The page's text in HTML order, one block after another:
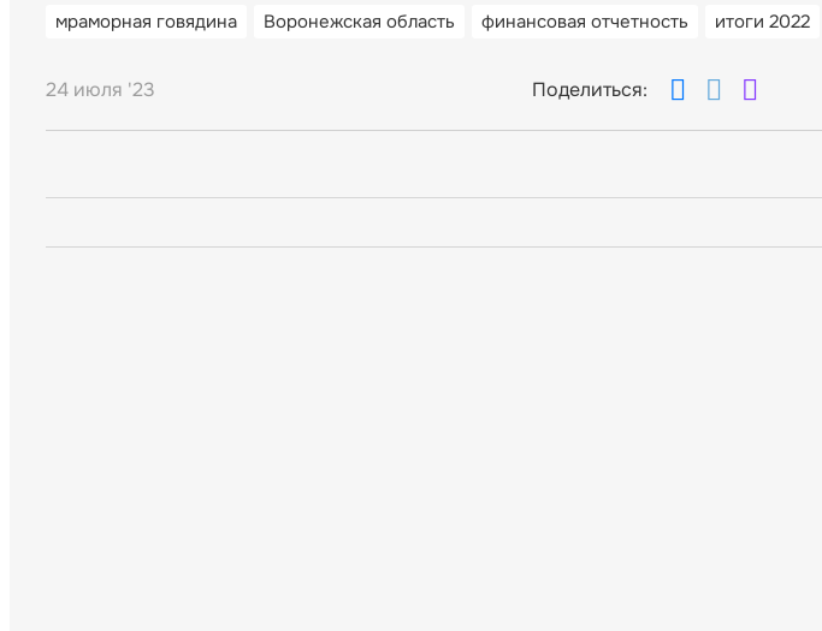
мраморная говядина Воронежская область финансовая отчетность итоги 2022
24 июля '23 Поделиться: